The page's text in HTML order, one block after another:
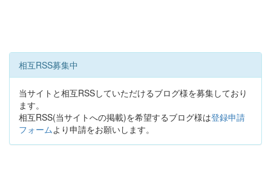
相互RSS募集中
当サイトと相互RSSしていただけるブログ様を募集しており
ます。
相互RSS(当サイトへの掲載)を希望するブログ様は登録申請
フォームより申請をお願いします。